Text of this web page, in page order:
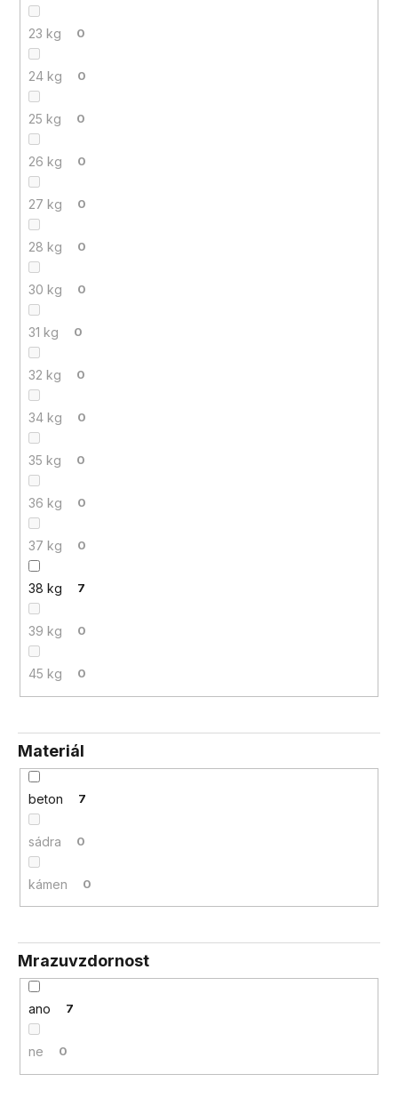
23 kg 0
24 kg 0
25 kg 0
26 kg 0
27 kg 0
28 kg 0
30 kg 0
31 kg 0
32 kg 0
34 kg 0
35 kg 0
36 kg 0
37 kg 0
38 kg 7
39 kg 0
45 kg 0
Materiál
beton 7
sádra 0
kámen 0
Mrazuvzdornost
ano 7
ne 0